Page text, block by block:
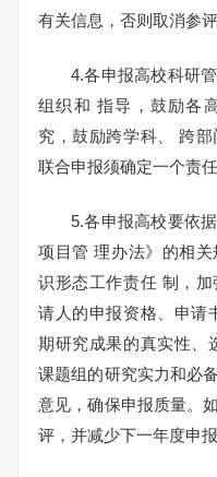
有关信息，否则取消参评
4.各申报高校科研
组织和 指导，鼓励各
究，鼓励跨学科、 跨
联合申报须确定一个责
5.各申报高校要依
项目管 理办法》的相
识形态工作责任 制，
请人的申报资格、申请
期研究成果的真实性、
课题组的研究实力和必
意见，确保申报质量。
评，并减少下一年度申报